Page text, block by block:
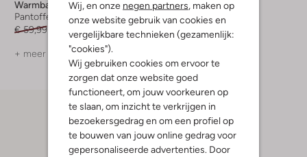
Wij, en onze negen partners , maken op
onze website gebruik van cookies en
vergelijkbare technieken (gezamenlijk:
"cookies").
Wij gebruiken cookies om ervoor te
zorgen dat onze website goed
functioneert, om jouw voorkeuren op
te slaan, om inzicht te verkrijgen in
bezoekersgedrag en om een profiel op
te bouwen van jouw online gedrag voor
gepersonaliseerde advertenties. Door
Warmbat
Pantoffels
€ 59,99
+ meer kleuren
Warmbat
Pantoffels
€ 79,99
€ 55,99